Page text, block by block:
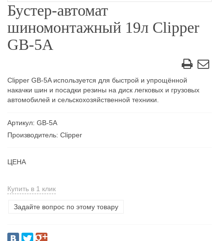
Бустер-автомат
шиномонтажный 19л Clipper
GB-5A
Clipper GB-5A используется для быстрой и упрощённой
накачки шин и посадки резины на диск легковых и грузовых
автомобилей и сельскохозяйственной техники.
Артикул: GB-5A
Производитель: Clipper
ЦЕНА
Купить в 1 клик
Задайте вопрос по этому товару